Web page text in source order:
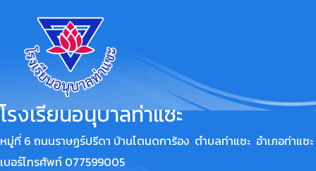
โรงเรียนอนุบาลท่าแซะ
หมู่ที่ 6 ถนนราษฏร์ปรีดา บ้านโตนดการ้อง ตำบลท่าแซะ อำเภอท่าแซ
เบอร์โทรศัพท์ 077599005